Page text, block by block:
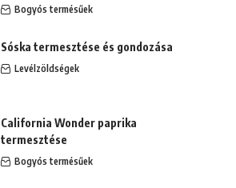
Bogyós termésűek
Sóska termesztése és gondozása
Levélzöldségek
California Wonder paprika
termesztése
Bogyós termésűek